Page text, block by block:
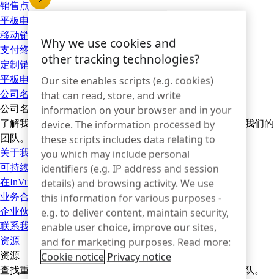
销售点
平板电脑支架
移动销售点保护套和充电解决方案
支付终端基座和充电器
定制销售点
平板电脑支架
公司名称
公司名称
了解我们的历史、我们的动力、我们的员工以及如何加入我们的
团队。
关于我们
可持续性
在InVue工作
业务合作伙伴
企业伙伴关系
联系我们
资源
资源
查找重要产品信息的快速链接，并访问我们的客户支持团队。
Why we use cookies and
other tracking technologies?
Our site enables scripts (e.g. cookies)
that can read, store, and write
information on your browser and in your
device. The information processed by
these scripts includes data relating to
you which may include personal
identifiers (e.g. IP address and session
details) and browsing activity. We use
this information for various purposes -
e.g. to deliver content, maintain security,
enable user choice, improve our sites,
and for marketing purposes. Read more:
Cookie notice Privacy notice